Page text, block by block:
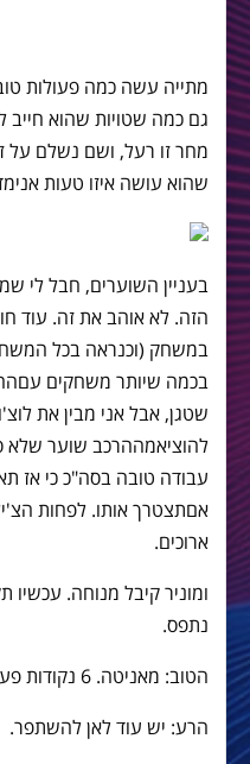
מתייה עשה כמה פעולות
גם כמה שטויות שהוא חייב
מחרזו רעל, ושם נשלם על
שהוא עושה איזו טעותאני
בעניין השוערים, חבללי
הזה. לאאוהבאתזה. עוד
במשחק (וכנראה בכל
בכמה שיותר משחקים עם
שטגן, אבלאני מביןאתלוצ'ו
להוציאמההרכב שוער שלא
עבודה טובה בסה"ככי אז
אםתצטרךאותו. לפחות הצ'
ארוכים.
ומונירקיבל מנוחה. עכשיו
נתפס.
הטוב: מאניטה. 6 נקודות פער ממדריד, 0 בטור הספיגות.
הרע: יש עוד לאן להשתפר.